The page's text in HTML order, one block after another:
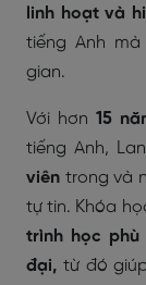
linh hoạt và
tiếng Anh
gian.
Với hơn15
tiếng Anh,
viên trong và
tự tin. Khóa
trình học
đại, từ đó